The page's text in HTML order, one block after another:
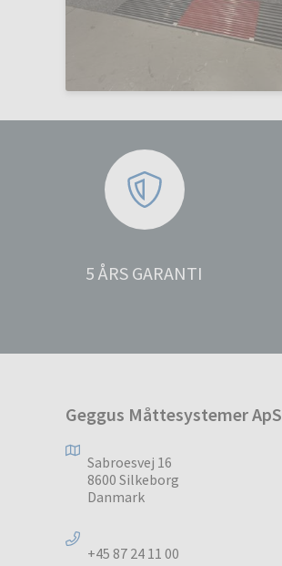
5 ÅRS GARANTI
Geggus Måttesystemer ApS
Sabroesvej 16
8600 Silkeborg
Danmark
+45 87 24 11 00